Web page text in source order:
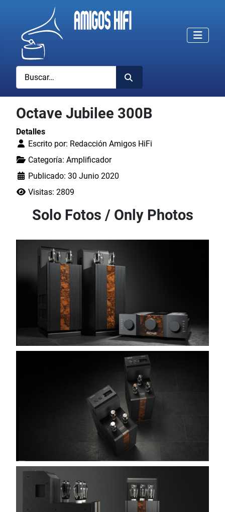
Buscar
Octave Jubilee 300B
Detalles
Escrito por: Redacción Amigos HiFi
Categoría: Amplificador
Publicado: 30 Junio 2020
Visitas: 2809
Solo Fotos / Only Photos